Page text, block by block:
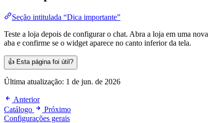
Seção intitulada “Dica importante”
Teste a loja depois de configurar o chat. Abra a loja em uma nova
aba e confirme se o widget aparece no canto inferior da tela.
👍 Esta página foi útil?
Última atualização: 1 de jun. de 2026
Anterior
Catálogo
Próximo
Configurações gerais